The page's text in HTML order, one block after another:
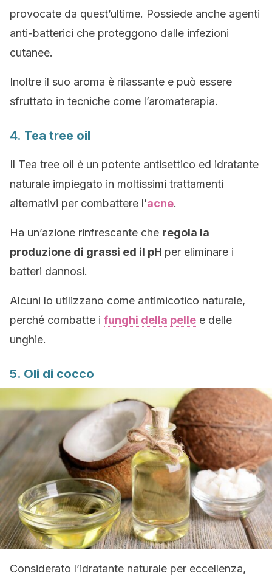
provocate da quest’ultime. Possiede anche agenti
anti-batterici che proteggono dalle infezioni
cutanee.
Inoltre il suo aroma è rilassante e può essere
sfruttato in tecniche come l’aromaterapia.
4. Tea tree oil
Il Tea tree oil è un potente antisettico ed idratante
naturale impiegato in moltissimi trattamenti
alternativi per combattere l’acne.
Ha un’azione rinfrescante che regola la
produzione di grassi ed il pH per eliminare i
batteri dannosi.
Alcuni lo utilizzano come antimicotico naturale,
perché combatte i funghi della pelle e delle
unghie.
5. Oli di cocco
Considerato l’idratante naturale per eccellenza,